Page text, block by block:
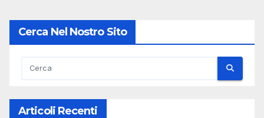
Cerca Nel Nostro Sito
Articoli Recenti